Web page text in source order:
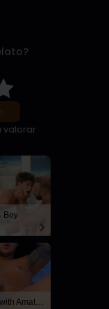
valorar
Boy
Live Cams with Amateur Men